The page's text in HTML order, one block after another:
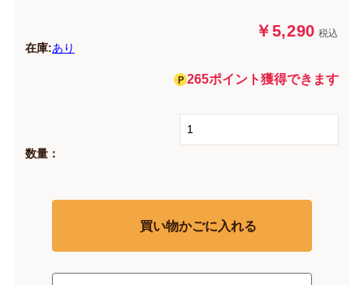
￥5,290 税込
在庫:あり
265ポイント獲得できます
数量：
買い物かごに入れる